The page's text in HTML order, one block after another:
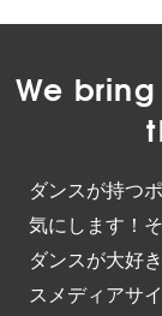
We
ダンスが持つ
気にします！
ダンスが大好
スメディアサ